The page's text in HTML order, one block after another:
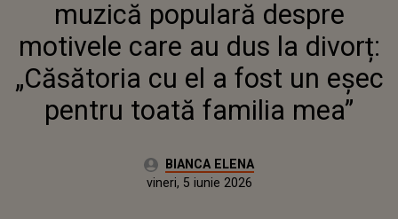
EȘEC PENTRU TOATĂ FAMILIA
muzică populară despre
motivele care au dus la divorț:
„Căsătoria cu el a fost un eșec
pentru toată familia mea”
Autor:BIANCA ELENA
Publicat:
vineri, 5 iunie 2026